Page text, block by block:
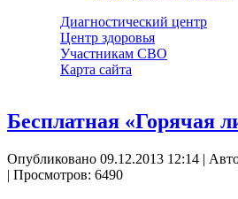
Диагностический центр
Центр здоровья
Участникам СВО
Карта сайта
Бесплатная «Горячая
Опубликовано 09.12.2013 12:14 |
| Просмотров: 6490